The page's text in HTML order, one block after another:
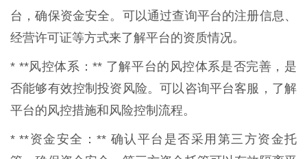
台，确保资金安全。可以通过查询平台的注册信息、
经营许可证等方式来了解平台的资质情况。
* **风控体系：** 了解平台的风控体系是否完善，是
否能够有效控制投资风险。可以咨询平台客服，了解
平台的风控措施和风险控制流程。
* **资金安全：** 确认平台是否采用第三方资金托